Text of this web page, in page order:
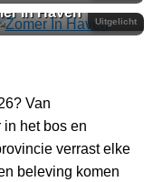
Uitgelicht
In Haven
Van
in het bos en
verrast elke
beleving komen